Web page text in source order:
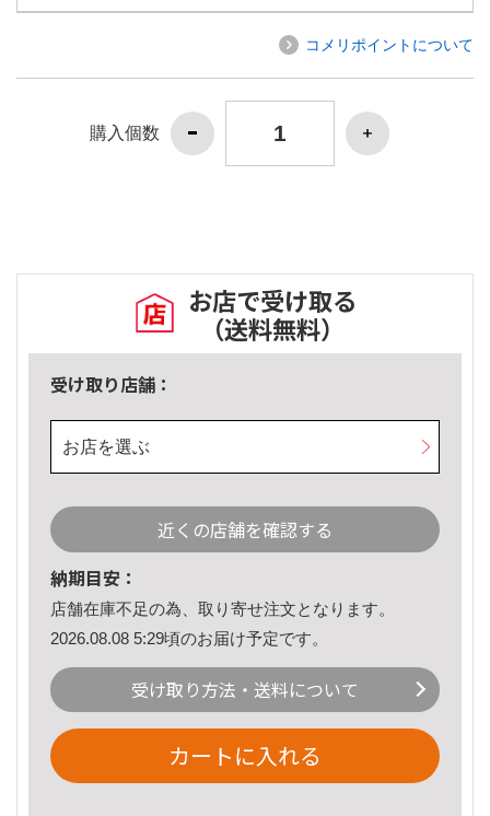
コメリポイントについて
購入個数
お店で受け取る
（送料無料）
受け取り店舗：
お店を選ぶ
近くの店舗を確認する
納期目安：
店舗在庫不足の為、取り寄せ注文となります。
2026.08.08 5:29頃のお届け予定です。
受け取り方法・送料について
カートに入れる